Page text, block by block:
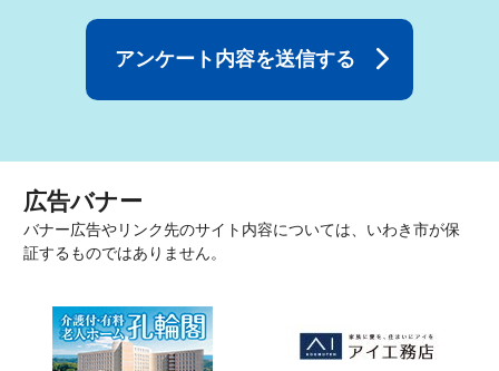
広告バナー
バナー広告やリンク先のサイト内容については、いわき市が保
証するものではありません。